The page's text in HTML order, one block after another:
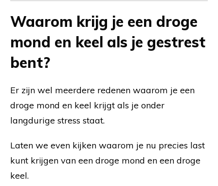
Waarom krijg je een droge
mond en keel als je gestrest
bent?
Er zijn wel meerdere redenen waarom je een
droge mond en keel krijgt als je onder
langdurige stress staat.
Laten we even kijken waarom je nu precies last
kunt krijgen van een droge mond en een droge
keel.